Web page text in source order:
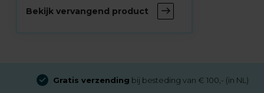
Bekijk vervangend product
Gratis verzending bij besteding van € 100,- (in NL)